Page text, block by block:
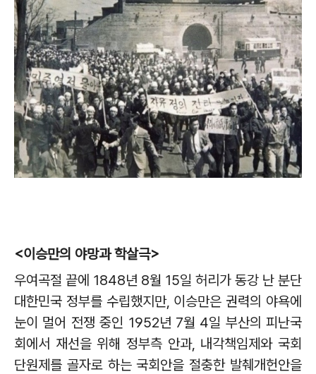
<이승만의 야망과 학살극>
우여곡절 끝에 1848년 8월 15일 허리가 동강 난 분단
대한민국 정부를 수립했지만, 이승만은 권력의 야욕에
눈이 멀어 전쟁 중인 1952년 7월 4일 부산의 피난국
회에서 재선을 위해 정부측 안과, 내각책임제와 국회
단원제를 골자로 하는 국회안을 절충한 발췌개헌안을